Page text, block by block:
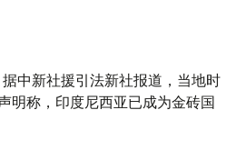
据中新社援引法新社报道，当地时
明称，印度尼西亚已成为金砖国